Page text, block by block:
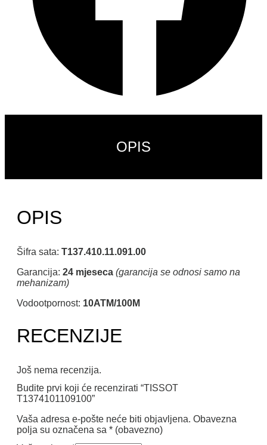
OPIS
OPIS
Šifra sata: T137.410.11.091.00
Garancija: 24 mjeseca (garancija se odnosi samo na
mehanizam)
Vodootpornost: 10ATM/100M
RECENZIJE
Još nema recenzija.
Budite prvi koji će recenzirati “TISSOT
T1374101109100”
Vaša adresa e-pošte neće biti objavljena. Obavezna
polja su označena sa * (obavezno)